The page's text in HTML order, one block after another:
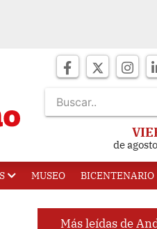
de
MUSEO BICENTENARIO
Más leídas de